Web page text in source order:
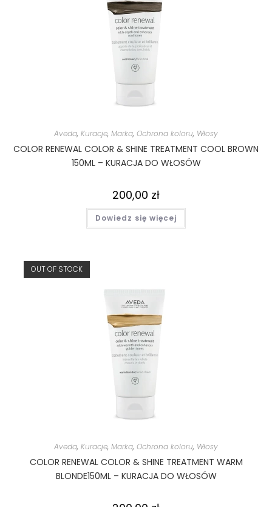
Aveda, Kuracje, Marka, Ochrona koloru, Włosy
COLOR RENEWAL COLOR & SHINE TREATMENT COOL BROWN
150ML – KURACJA DO WŁOSÓW
200,00 zł
Dowiedz się więcej
OUT OF STOCK
Aveda, Kuracje, Marka, Ochrona koloru, Włosy
COLOR RENEWAL COLOR & SHINE TREATMENT WARM
BLONDE150ML – KURACJA DO WŁOSÓW